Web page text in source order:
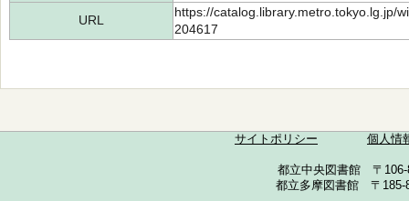
URL
https://catalog.library.metro.tokyo.lg.jp/
204617
サイトポリシー 個人情
都立中央図書館 〒
都立多摩図書館 〒185-